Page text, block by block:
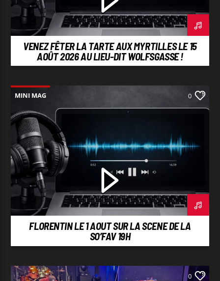
VENEZ FÊTER LA TARTE AUX MYRTILLES LE 15
AOÛT 2026 AU LIEU-DIT WOLFSGASSE !
MINI MAG 0
FLORENTIN LE 1 AOUT SUR LA SCENE DE LA
SO’FAV 19H
0